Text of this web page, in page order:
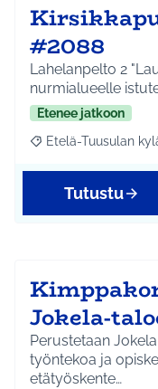
#2088
Lahelanpelto 2
nurmialueelle
Etenee jatkoon
Rajaa tulokset
Etelä-Tuusulan
Tutustu
Jokela-
Perustetaan
työntekoa ja
etätyöskente…